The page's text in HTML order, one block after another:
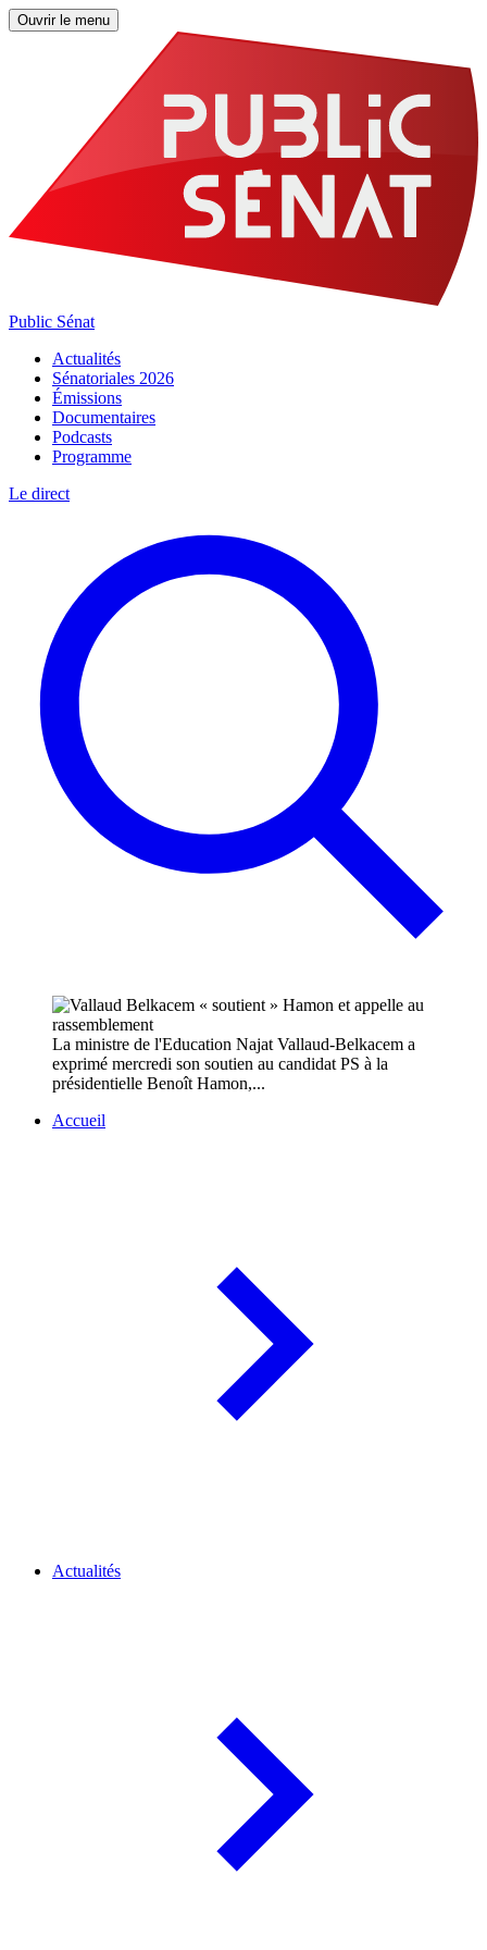
Ouvrir le menu
Public Sénat
Actualités
Sénatoriales 2026
Émissions
Documentaires
Podcasts
Programme
Le direct
La ministre de l'Education Najat Vallaud-Belkacem a
exprimé mercredi son soutien au candidat PS à la
présidentielle Benoît Hamon,...
Accueil
Actualités